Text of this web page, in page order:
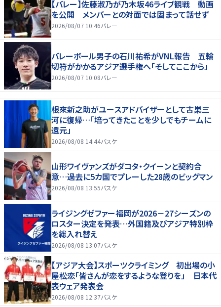
【バレー】佐藤淑乃が乃木坂46ライブ観戦 動画
を公開 メンバーとの対面では固まって話せず
2026/08/07 10:46バレー
バレーボール男子の石川祐希がVNL報告 五輪
切符がかかるアジア選手権へ「そしてここから」
2026/08/07 10:08バレー
根來新之助がユースアドバイザーとして古巣三
河に復帰…「培ってきたことを少しでもチームに
還元」
2026/08/08 14:44バスケ
山形ワイヴァンズがダコタ・クイーンと契約合
意…過去に5カ国でプレーした28歳のビッグマン
2026/08/08 13:55バスケ
ライジングゼファー福岡が2026－27シーズンの
ロスター決定を発表…外国籍及びアジア特別枠
を総入れ替え
2026/08/08 13:07バスケ
【アジア大会】スポーツクライミング 初出場の小
屋松恋「皆さんが恋をするような登りを」 日本代
表ウェア発表会
2026/08/08 12:37バスケ